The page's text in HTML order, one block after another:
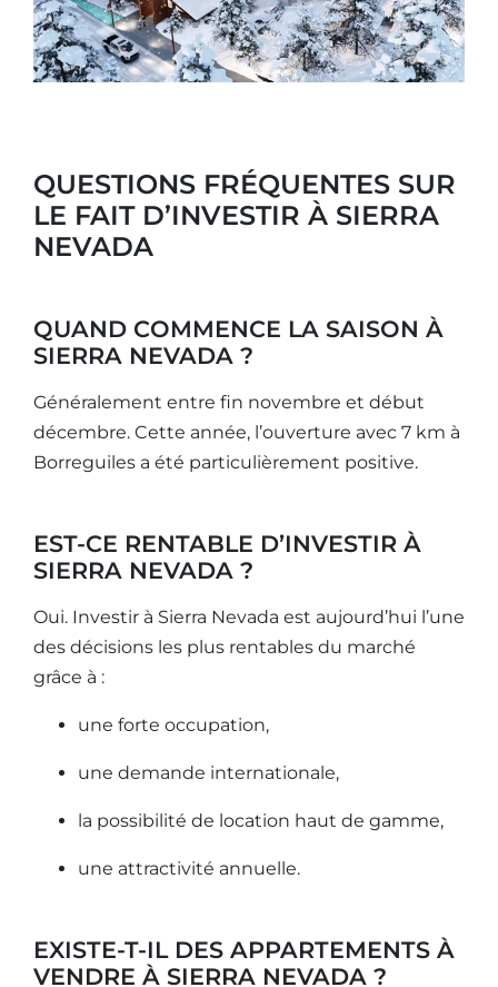
QUESTIONS FRÉQUENTES SUR
LE FAIT D’INVESTIR À SIERRA
NEVADA
QUAND COMMENCE LA SAISON À
SIERRA NEVADA ?
Généralement entre fin novembre et début
décembre. Cette année, l’ouverture avec 7 km à
Borreguiles a été particulièrement positive.
EST-CE RENTABLE D’INVESTIR À
SIERRA NEVADA ?
Oui. Investir à Sierra Nevada est aujourd’hui l’une
des décisions les plus rentables du marché
grâce à :
une forte occupation,
une demande internationale,
la possibilité de location haut de gamme,
une attractivité annuelle.
EXISTE-T-IL DES APPARTEMENTS À
VENDRE À SIERRA NEVADA ?